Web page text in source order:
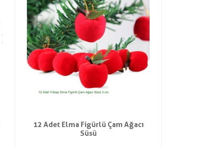
12 Adet Elma Figürlü Çam Ağacı
Süsü